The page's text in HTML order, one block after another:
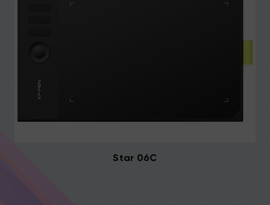
Star 06C